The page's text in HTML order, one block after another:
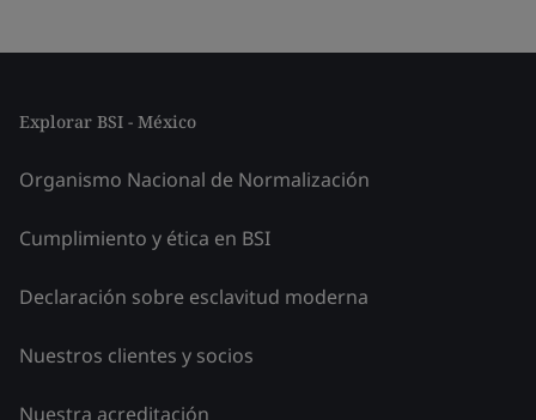
Explorar BSI - México
Organismo Nacional de Normalización
Cumplimiento y ética en BSI
Declaración sobre esclavitud moderna
Nuestros clientes y socios
Nuestra acreditación